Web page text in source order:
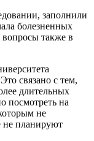
заполнили
болезненных
также в
связано с тем,
длительных
посмотреть на
не
не планируют